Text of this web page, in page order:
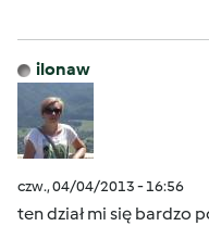
ilonaw
czw., 04/04/2013 - 16:56
ten dział mi się bardzo